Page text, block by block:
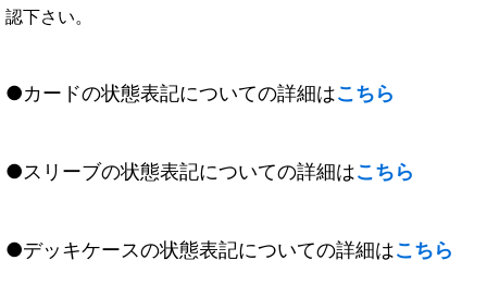
認下さい。
●カードの状態表記についての詳細はこちら
●スリーブの状態表記についての詳細はこちら
●デッキケースの状態表記についての詳細はこちら